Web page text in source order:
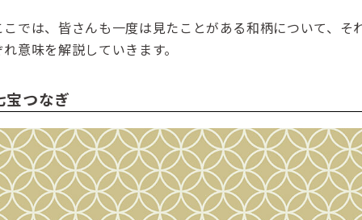
こでは、皆さんも一度は見たことがある和柄について、そ
れ意味を解説していきます。
宝つなぎ